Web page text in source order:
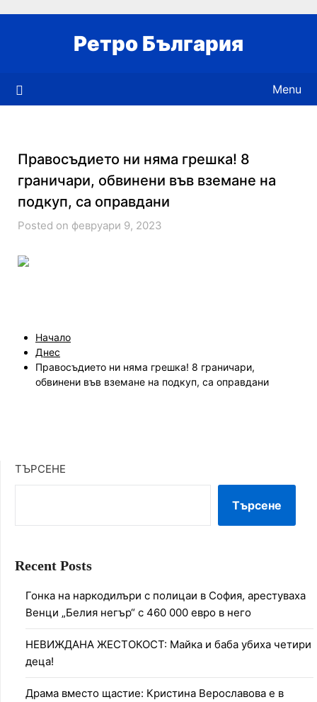
Ретро България
Menu
Правосъдието ни няма грешка! 8
граничари, обвинени във вземане на
подкуп, са оправдани
Posted on февруари 9, 2023
Начало
Днес
Правосъдието ни няма грешка! 8 граничари,
обвинени във вземане на подкуп, са оправдани
ТЪРСЕНЕ
Търсене
Recent Posts
Гонка на наркодилъри с полицаи в София, арестуваха
Венци „Белия негър“ с 460 000 евро в него
НЕВИЖДАНА ЖЕСТОКОСТ: Майка и баба убиха четири
деца!
Драма вместо щастие: Кристина Верославова е в